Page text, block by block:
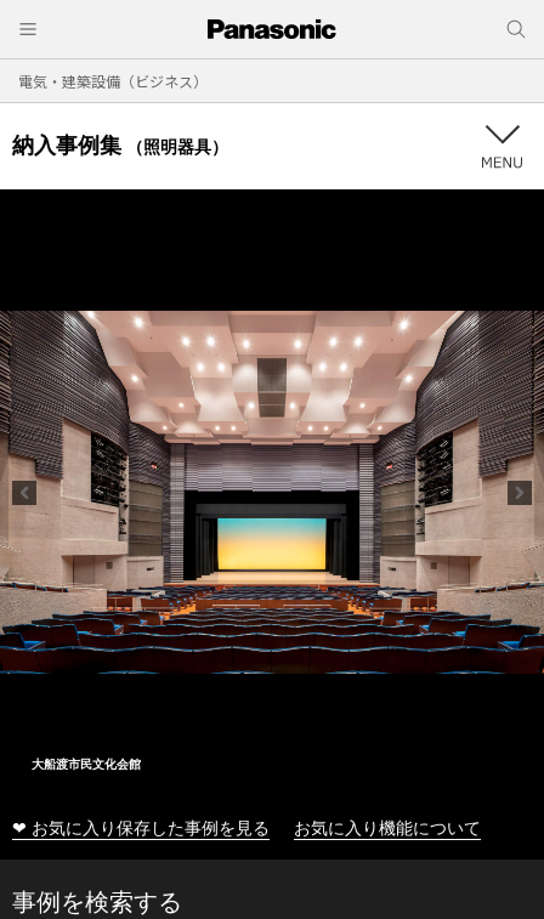
電気・建築設備（ビジネス）
納入事例集 （照明器具）
大船渡市民文化会館
❤ お気に入り保存した事例を見る お気に入り機能について
事例を検索する